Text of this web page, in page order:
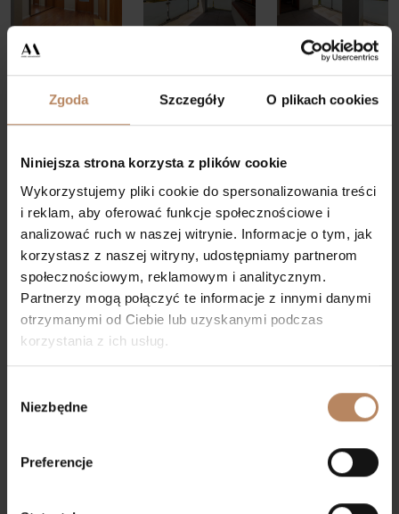
Zgoda Szczegóły O plikach cookies
Niniejsza strona korzysta z plików cookie
Wykorzystujemy pliki cookie do spersonalizowania treści
i reklam, aby oferować funkcje społecznościowe i
analizować ruch w naszej witrynie. Informacje o tym, jak
korzystasz z naszej witryny, udostępniamy partnerom
społecznościowym, reklamowym i analitycznym.
Partnerzy mogą połączyć te informacje z innymi danymi
otrzymanymi od Ciebie lub uzyskanymi podczas
korzystania z ich usług.
zgody
Niezbędne
Preferencje
Zapytaj o ofertę